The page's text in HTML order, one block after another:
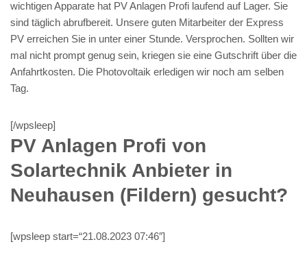
wichtigen Apparate hat PV Anlagen Profi laufend auf Lager. Sie
sind täglich abrufbereit. Unsere guten Mitarbeiter der Express
PV erreichen Sie in unter einer Stunde. Versprochen. Sollten wir
mal nicht prompt genug sein, kriegen sie eine Gutschrift über die
Anfahrtkosten. Die Photovoltaik erledigen wir noch am selben
Tag.
[/wpsleep]
PV Anlagen Profi von
Solartechnik Anbieter in
Neuhausen (Fildern) gesucht?
[wpsleep start=“21.08.2023 07:46″]